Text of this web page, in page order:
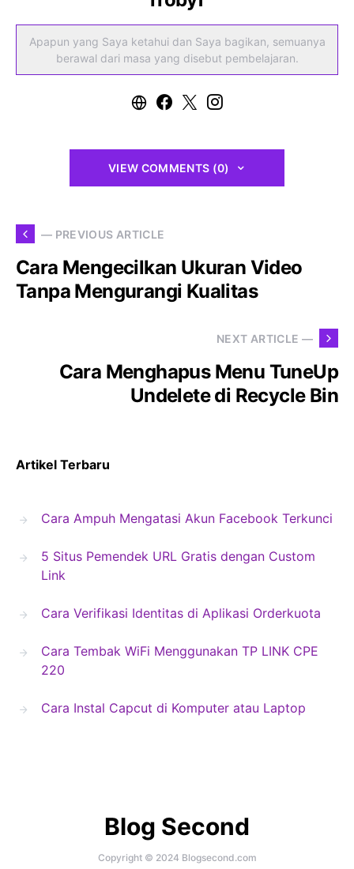
Apapun yang Saya ketahui dan Saya bagikan, semuanya
berawal dari masa yang disebut pembelajaran.
VIEW COMMENTS (0)
— PREVIOUS ARTICLE
Cara Mengecilkan Ukuran Video
Tanpa Mengurangi Kualitas
NEXT ARTICLE —
Cara Menghapus Menu TuneUp
Undelete di Recycle Bin
Artikel Terbaru
Cara Ampuh Mengatasi Akun Facebook Terkunci
5 Situs Pemendek URL Gratis dengan Custom
Link
Cara Verifikasi Identitas di Aplikasi Orderkuota
Cara Tembak WiFi Menggunakan TP LINK CPE
220
Cara Instal Capcut di Komputer atau Laptop
Blog Second
Copyright © 2024 Blogsecond.com